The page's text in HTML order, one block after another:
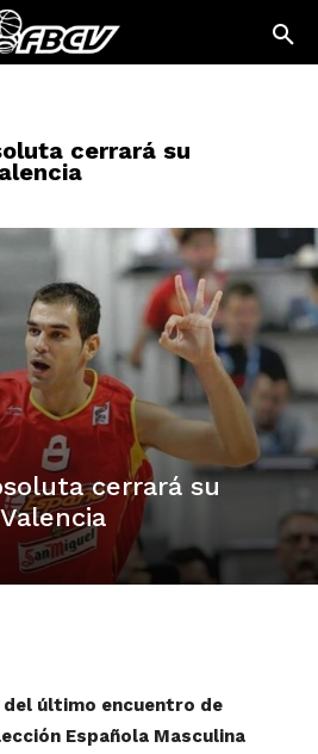
cerrará su
cerrará su
del último encuentro de
Española Masculina